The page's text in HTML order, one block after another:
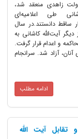
زاهدی منعقد شد،
طی اعلامیه‌ای
دانستند.در سال
آیت‌الله کاشانی به
و اعدام قرار گرفت.
آزاد شد. سرانجام
ادامه مطلب
آیت الله